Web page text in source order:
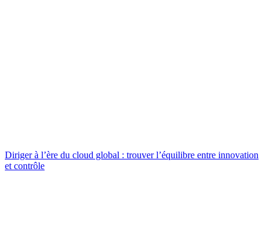
Diriger à l’ère du cloud global : trouver l’équilibre entre innovation
et contrôle